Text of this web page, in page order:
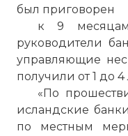
был приговорен
к 9 месяцам
руководители
управляющие
получили от 1 до
«По
исландские
по местным